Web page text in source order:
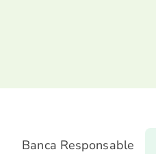
Banca Responsable